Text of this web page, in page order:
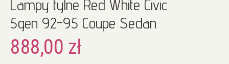
początek
galerii
Lampy tylne Red White Civic
5gen 92-95 Coupe Sedan
888,00 zł